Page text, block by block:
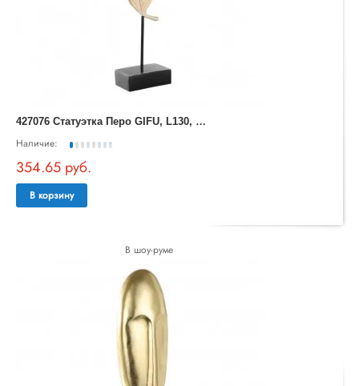
4
27076 Статуэтка Перо GIFU, L130, B90, H570, пластик, золотой, черный
Наличие:
354.65 руб.
В корзину
В шоу-руме